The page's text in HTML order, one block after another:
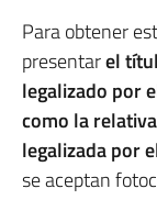
Para obtener
presentarel
legalizado por
como la
legalizada por
se aceptan